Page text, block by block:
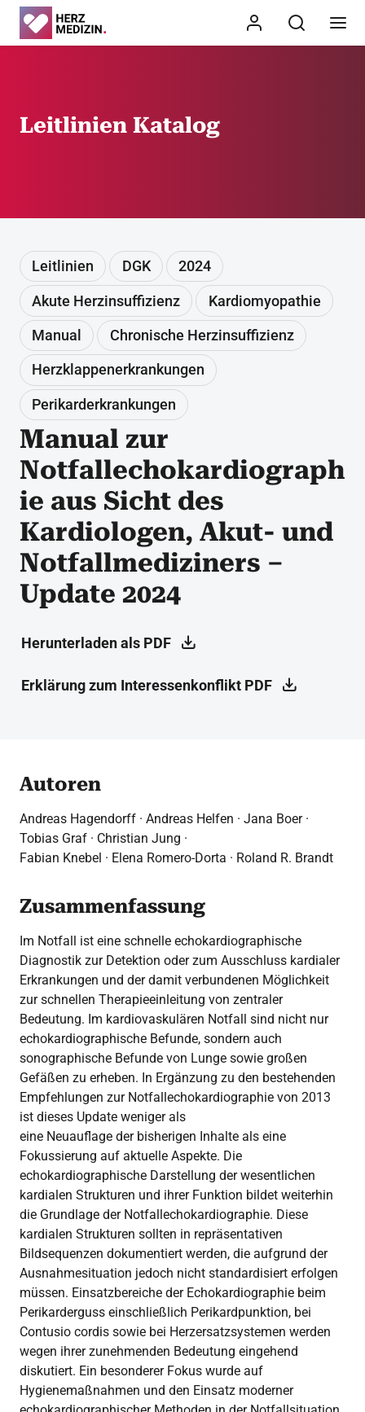
Leitlinien Katalog
Leitlinien DGK 2024
Akute Herzinsuffizienz Kardiomyopathie
Manual Chronische Herzinsuffizienz
Herzklappenerkrankungen
Perikarderkrankungen
Manual zur
Notfallechokardiograph
ie aus Sicht des
Kardiologen, Akut- und
Notfallmediziners –
Update 2024
Herunterladen als PDF
Erklärung zum Interessenkonflikt PDF
Autoren
Andreas Hagendorff · Andreas Helfen · Jana Boer ·
Tobias Graf · Christian Jung ·
Fabian Knebel · Elena Romero-Dorta · Roland R. Brandt
Zusammenfassung
Im Notfall ist eine schnelle echokardiographische
Diagnostik zur Detektion oder zum Ausschluss kardialer
Erkrankungen und der damit verbundenen Möglichkeit
zur schnellen Therapieeinleitung von zentraler
Bedeutung. Im kardiovaskulären Notfall sind nicht nur
echokardiographische Befunde, sondern auch
sonographische Befunde von Lunge sowie großen
Gefäßen zu erheben. In Ergänzung zu den bestehenden
Empfehlungen zur Notfallechokardiographie von 2013
ist dieses Update weniger als
eine Neuauflage der bisherigen Inhalte als eine
Fokussierung auf aktuelle Aspekte. Die
echokardiographische Darstellung der wesentlichen
kardialen Strukturen und ihrer Funktion bildet weiterhin
die Grundlage der Notfallechokardiographie. Diese
kardialen Strukturen sollten in repräsentativen
Bildsequenzen dokumentiert werden, die aufgrund der
Ausnahmesituation jedoch nicht standardisiert erfolgen
müssen. Einsatzbereiche der Echokardiographie beim
Perikarderguss einschließlich Perikardpunktion, bei
Contusio cordis sowie bei Herzersatzsystemen werden
wegen ihrer zunehmenden Bedeutung eingehend
diskutiert. Ein besonderer Fokus wurde auf
Hygienemaßnahmen und den Einsatz moderner